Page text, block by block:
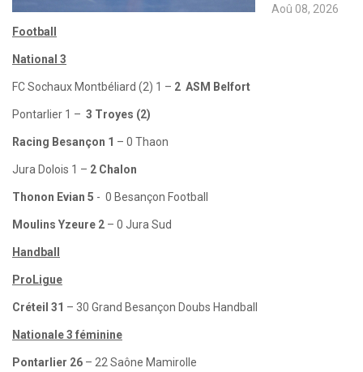
Aoû 08, 2026
Football
National 3
FC Sochaux Montbéliard (2) 1 – 2 ASM Belfort
Pontarlier 1 – 3 Troyes (2)
Racing Besançon 1 – 0 Thaon
Jura Dolois 1 – 2 Chalon
Thonon Evian 5 - 0 Besançon Football
Moulins Yzeure 2 – 0 Jura Sud
Handball
ProLigue
Créteil 31 – 30 Grand Besançon Doubs Handball
Nationale 3 féminine
Pontarlier 26 – 22 Saône Mamirolle